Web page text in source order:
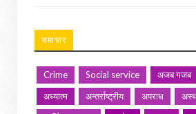
समाचार
Crime Social service अजब गजब
अध्यात्म
अन्तर्राष्ट्रीय अपराध